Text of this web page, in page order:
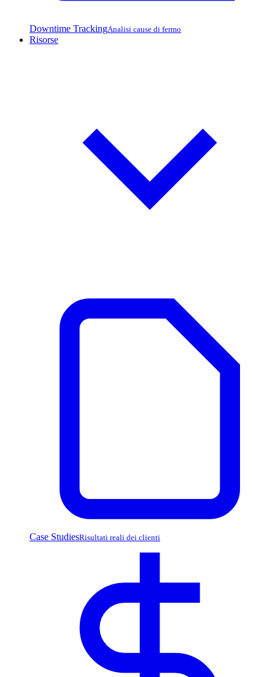
Downtime TrackingAnalisi cause di fermo
Risorse
Case StudiesRisultati reali dei clienti